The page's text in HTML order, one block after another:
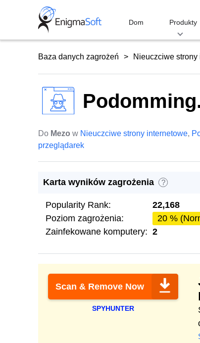
Dom Produkty
Baza danych zagrożeń Nieuczciwe strony
Do Mezo w Nieuczciwe strony internetowe,
przeglądarek
Karta wyników zagrożenia ?
Popularity Rank:
22,168
Poziom zagrożenia:
20 %
Zainfekowane komputery: 2
Scan & Remove Now
SPYHUNTER